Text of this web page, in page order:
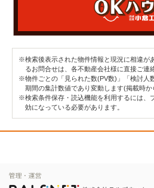
※検索後表示された物件情報と現況に相違が
るお問合せは、各不動産会社様に直接ご連
※物件ごとの「見られた数(PV数)」「検討人
期間の集計数値であり変動します(掲載時か
※検索条件保存・読込機能を利用するには、
効になっている必要があります。